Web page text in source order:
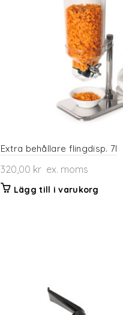
Extra behållare flingdisp. 7l
320,00 krex. moms
Lägg till i varukorg